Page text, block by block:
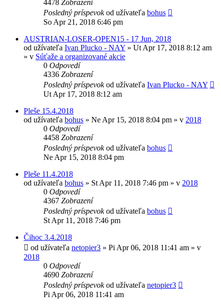
4478 Zobrazení
Posledný príspevokod užívateľa bohus
So Apr 21, 2018 6:46 pm
AUSTRIAN-LOSER-OPEN15 - 17 Jun, 2018
od užívateľa Ivan Plucko - NAY » Ut Apr 17, 2018 8:12 am
» v Súťaže a organizované akcie
0 Odpovedí
4336 Zobrazení
Posledný príspevokod užívateľa Ivan Plucko - NAY
Ut Apr 17, 2018 8:12 am
Pleše 15.4.2018
od užívateľa bohus » Ne Apr 15, 2018 8:04 pm » v 2018
0 Odpovedí
4458 Zobrazení
Posledný príspevokod užívateľa bohus
Ne Apr 15, 2018 8:04 pm
Pleše 11.4.2018
od užívateľa bohus » St Apr 11, 2018 7:46 pm » v 2018
0 Odpovedí
4367 Zobrazení
Posledný príspevokod užívateľa bohus
St Apr 11, 2018 7:46 pm
Čihoc 3.4.2018
od užívateľa netopier3 » Pi Apr 06, 2018 11:41 am » v
2018
0 Odpovedí
4690 Zobrazení
Posledný príspevokod užívateľa netopier3
Pi Apr 06, 2018 11:41 am